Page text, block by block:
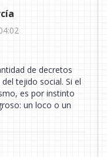
de decretos
tejido social. Si el
es por instinto
un loco o un